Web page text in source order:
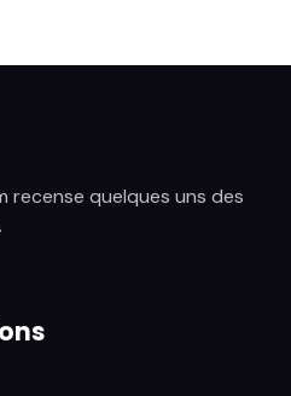
recense quelques uns des